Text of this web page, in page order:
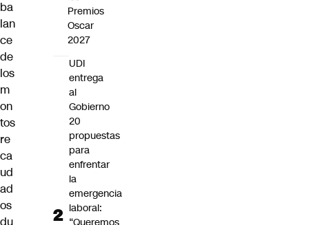
ba
lan
ce
de
los
m
on
tos
re
ca
ud
ad
os
Premios
Oscar
2027
UDI
entrega
al
Gobierno
20
propuestas
para
enfrentar
la
emergencia
laboral:
“Queremos